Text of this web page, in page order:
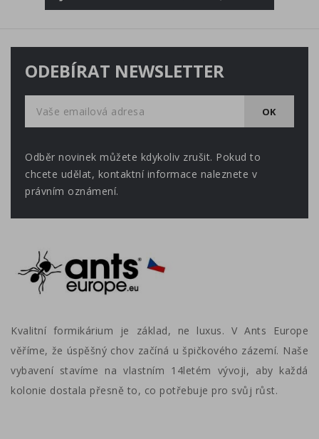
ODEBÍRAT NEWSLETTER
Odběr novinek můžete kdykoliv zrušit. Pokud to
chcete udělat, kontaktní informace naleznete v
právním oznámení.
Kvalitní formikárium je základ, ne luxus. V Ants Europe
věříme, že úspěšný chov začíná u špičkového zázemí. Naše
vybavení stavíme na vlastním 14letém vývoji, aby každá
kolonie dostala přesně to, co potřebuje pro svůj růst.